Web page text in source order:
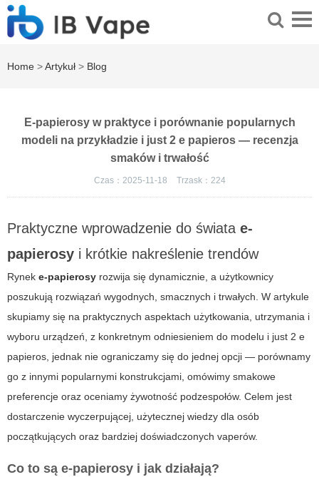
Home >Artykuł > Blog
E-papierosy w praktyce i porównanie popularnych
modeli na przykładzie i just 2 e papieros — recenzja
smaków i trwałość
Czas：2025-11-18 Trzask： 224
Praktyczne wprowadzenie do świata e-
papierosy i krótkie nakreślenie trendów
Rynek e-papierosy rozwija się dynamicznie, a użytkownicy
poszukują rozwiązań wygodnych, smacznych i trwałych. W artykule
skupiamy się na praktycznych aspektach użytkowania, utrzymania i
wyboru urządzeń, z konkretnym odniesieniem do modelu i just 2 e
papieros, jednak nie ograniczamy się do jednej opcji — porównamy
go z innymi popularnymi konstrukcjami, omówimy smakowe
preferencje oraz oceniamy żywotność podzespołów. Celem jest
dostarczenie wyczerpującej, użytecznej wiedzy dla osób
początkujących oraz bardziej doświadczonych vaperów.
Co to są e-papierosy i jak działają?